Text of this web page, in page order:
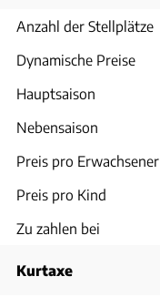
Anzahl der Stellplätze
Dynamische Preise
Hauptsaison
Nebensaison
Preis pro Erwachsener
Preis pro Kind
Zu zahlen bei
Kurtaxe